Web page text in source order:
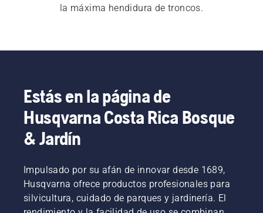
la máxima hendidura de troncos.
Estás en la página de
Husqvarna Costa Rica Bosque
& Jardín
Impulsado por su afán de innovar desde 1689,
Husqvarna ofrece productos profesionales para
silvicultura, cuidado de parques y jardinería. El